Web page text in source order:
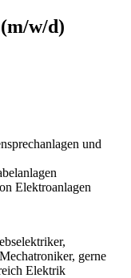
w/d)
und
Elektroanlagen
gerne
Elektrik